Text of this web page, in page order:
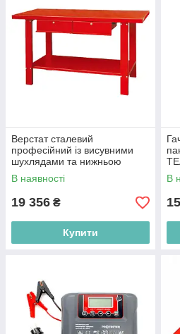
Верстат сталевий
професійний із висувними
шухлядами та нижньою
полицею 1500x640x865 мм
TORIN PBW59250201
В наявності
19 356 ₴
Купити
В